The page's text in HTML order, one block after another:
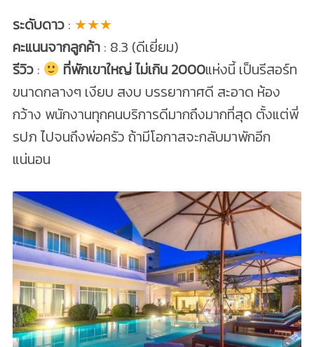
ระดับดาว: ★★★
คะแนนจากลูกค้า: 8.3 (ดีเยี่ยม)
รีวิว: ที่พักเขาใหญ่ ไม่เกิน 2000แห่งนี้ เป็นรีสอร์ท
ขนาดกลางๆ เงียบ สงบ บรรยากาศดี สะอาด ห้อง
กว้าง พนักงานทุกคนบริการดีมากถึงมากที่สุด ตั้งแต่พี่
รปภ ไปจนถึงพ่อครัว ถ้ามีโอกาสจะกลับมาพักอีก
แน่นอน